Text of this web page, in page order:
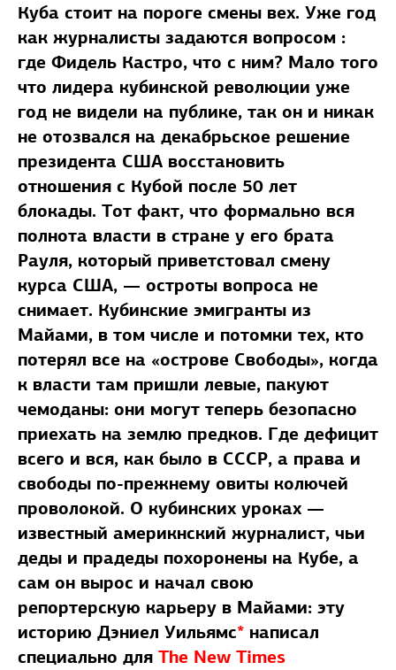
Куба стоит на пороге смены вех. Уже год
как журналисты задаются вопросом :
где Фидель Кастро, что с ним? Мало того
что лидера кубинской революции уже
год не видели на публике, так он и никак
не отозвался на декабрьское решение
президента США восстановить
отношения с Кубой после 50 лет
блокады. Тот факт, что формально вся
полнота власти в стране у его брата
Рауля, который приветстовал смену
курса США, — остроты вопроса не
снимает. Кубинские эмигранты из
Майами, в том числе и потомки тех, кто
потерял все на «острове Свободы», когда
к власти там пришли левые, пакуют
чемоданы: они могут теперь безопасно
приехать на землю предков. Где дефицит
всего и вся, как было в СССР, а права и
свободы по-прежнему овиты колючей
проволокой. О кубинских уроках —
известный америкнский журналист, чьи
деды и прадеды похоронены на Кубе, а
сам он вырос и начал свою
репортерскую карьеру в Майами: эту
историю Дэниел Уильямс* написал
специально для The New Times